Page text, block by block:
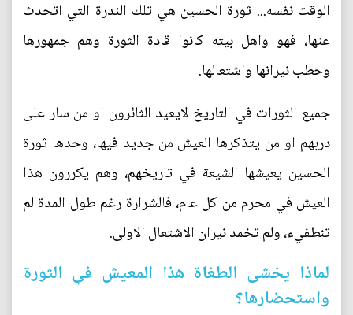
الوقت نفسه... ثورة الحسين هي تلك الندرة التي اتحدث
عنها، فهو واهل بيته كانوا قادة الثورة وهم جمهورها
وحطب نيرانها واشتعالها.
جميع الثورات في التاريخ لايعيد الثائرون او من سار على
دربهم او من يتذكرها العيش من جديد فيها، وحدها ثورة
الحسين يعيشها الشيعة في تاريخهم، وهم يكررون هذا
العيش في محرم من كل عام، فالشرارة رغم طول المدة لم
تنطفيء، ولم تخمد نيران الاشتعال الاولى.
لماذا يخشى الطغاة هذا المعيش في الثورة
واستحضارها؟